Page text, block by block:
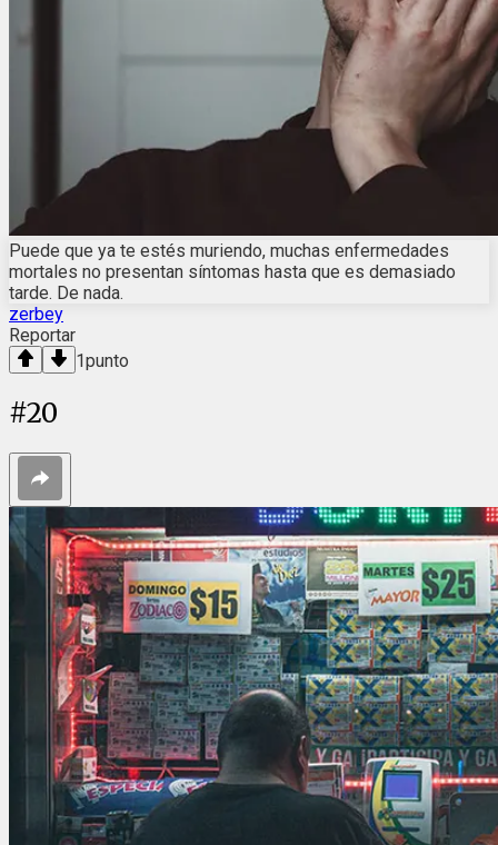
Puede que ya te estés muriendo, muchas enfermedades
mortales no presentan síntomas hasta que es demasiado
tarde. De nada.
zerbey
Reportar
1punto
#20